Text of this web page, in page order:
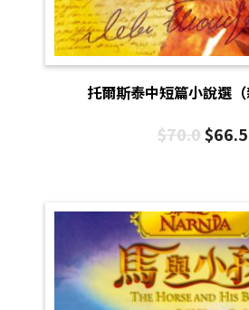
托爾斯泰中短篇小說選（
$70.0$66.5